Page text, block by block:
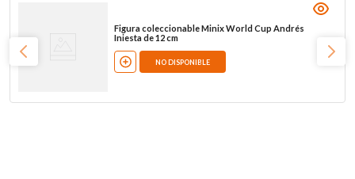
Figura coleccionable Minix World Cup Andrés
Iniesta de 12 cm
NO DISPONIBLE